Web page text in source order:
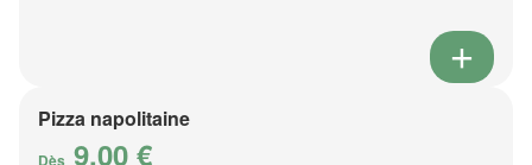
Pizza napolitaine
Dès 9.00 €